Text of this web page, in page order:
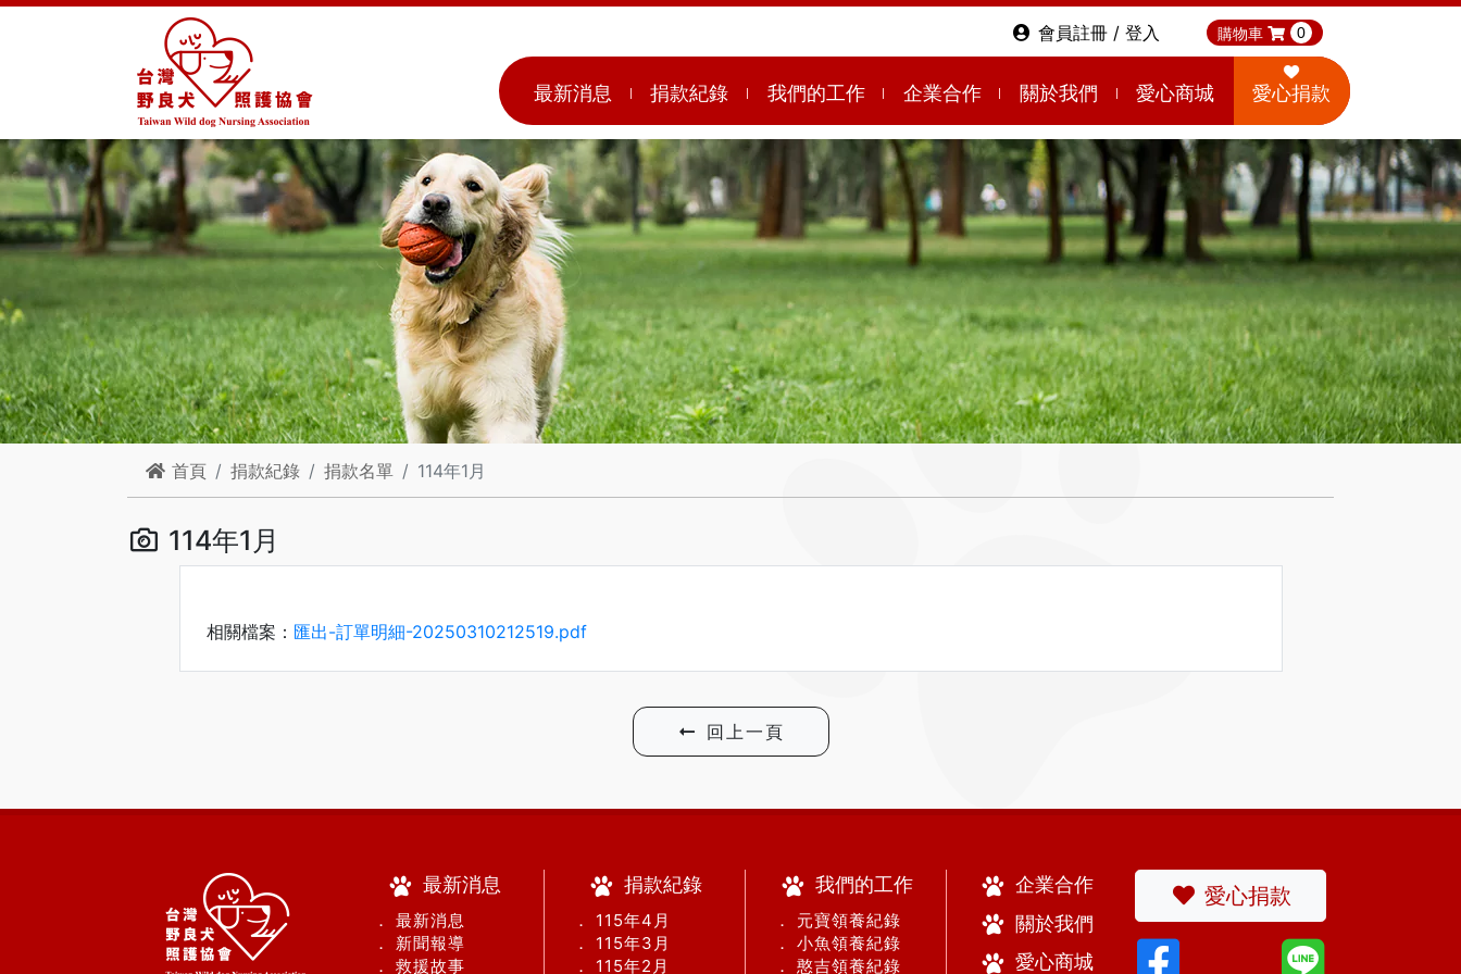
會員註冊 / 登入 購物車 0
最新消息 捐款紀錄 我們的工作 企業合作 關於我們 愛心商城 愛心捐款
首頁 捐款紀錄 捐款名單 114年1月
114年1月
相關檔案： 匯出-訂單明細-20250310212519.pdf
回上一頁
最新消息
． 最新消息
． 新聞報導
． 救援故事
捐款紀錄
． 115年4月
． 115年3月
． 115年2月
我們的工作
． 元寶領養紀錄
． 小魚領養紀錄
． 憨吉領養紀錄
企業合作
關於我們
愛心商城
愛心捐款